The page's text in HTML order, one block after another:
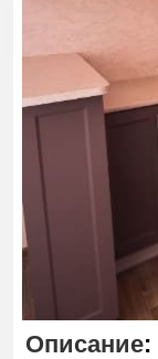
Описание: